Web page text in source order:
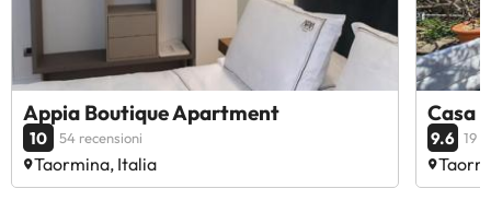
Appia Boutique Apartment
10 54 recensioni
Taormina, Italia
Casa
9.6 19